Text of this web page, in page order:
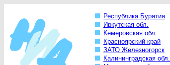
Республика Бурятия
Иркутская обл.
Кемеровская обл.
Красноярский край
ЗАТО Железногорск
Калининградская обл.